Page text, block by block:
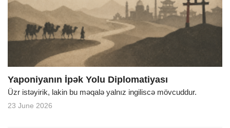
Yaponiyanın İpək Yolu Diplomatiyası
Üzr istəyirik, lakin bu məqalə yalnız ingiliscə mövcuddur.
23 June 2026